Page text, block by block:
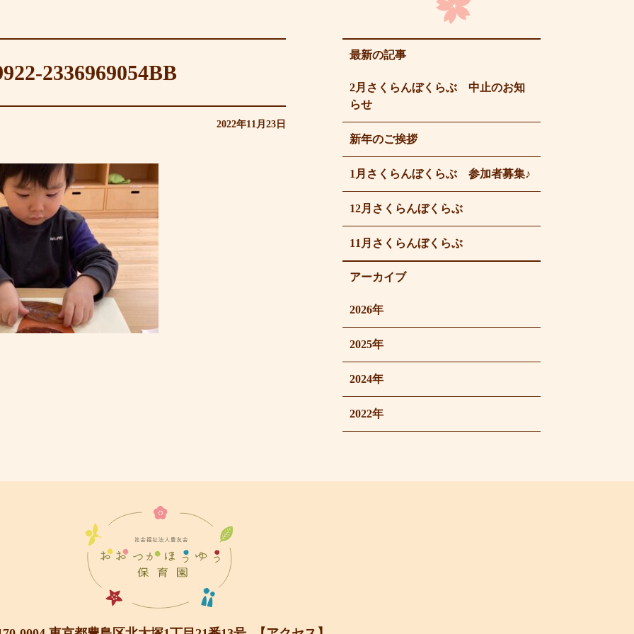
2336969054BB
2022年11月23日
最新の記事
2月さくらんぼくらぶ 中止のお知
らせ
新年のご挨拶
1月さくらんぼくらぶ 参加者募集♪
12月さくらんぼくらぶ
11月さくらんぼくらぶ
アーカイブ
2026年
2025年
2024年
2022年